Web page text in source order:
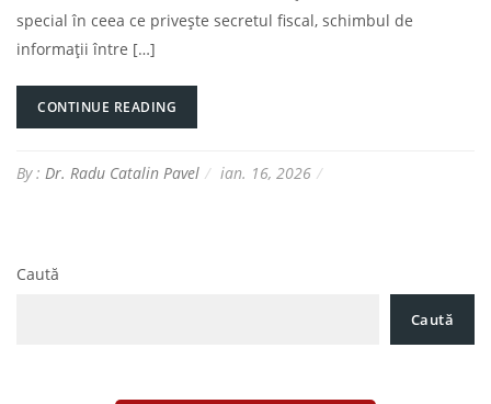
special în ceea ce privește secretul fiscal, schimbul de
informații între […]
CONTINUE READING
By : Dr. Radu Catalin Pavel ian. 16, 2026
Caută
Caută